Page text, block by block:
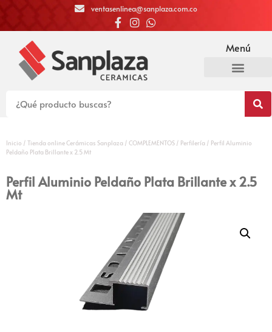
ventasenlinea@sanplaza.com.co
Menú
Inicio / Tienda online Cerámicas Sanplaza / COMPLEMENTOS / Perfilería / Perfil Aluminio
Peldaño Plata Brillante x 2.5 Mt
Perfil Aluminio Peldaño Plata Brillante x 2.5
Mt